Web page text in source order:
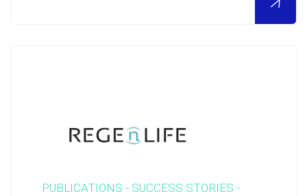
PUBLICATIONS - SUCCESS STORIES -